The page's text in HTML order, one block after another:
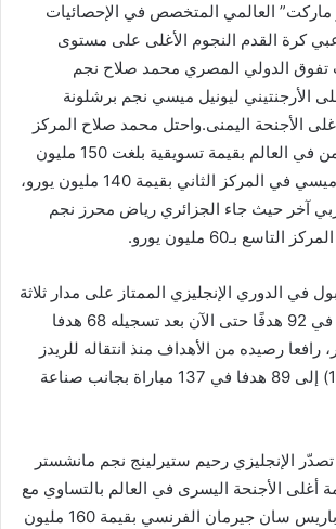
العالمي المتخصص في الإحصائيات
كرة القدم النجوم الأغلى على مستوى
تفوق الدولي المصري محمد صلاح نجم
الأرجنتيني ليونيل ميسي نجم برشلونة
الأجنحة اليمنى.واحتل محمد صلاح المركز
الأول كأغلى جناح أيمن في العالم بقيمة تسويقية بلغت 150 مليون
يورو، وتواجد ليونيل ميسي في المركز الثاني بقيمة 140 مليون يورو،
آخر حيث جاء الجزائري رياض محرز نجم
بـ60 مليون يورو.
في الدوري الإنجليزي الممتاز على مدار ثلاثة
مواسم، حيث ساهم في 92 هدفًا حتى الآن بعد تسجيله 68 هدفا
آخر، رافعا رصيده من الأهداف منذ انتقاله للريدز
في موسم (2017-18) إلى 89 هدفا في 137 مباراة بجانب صناعة
الإنجليزي رحيم ستيرلينج نجم مانشستر
أغلى الأجنحة اليسرى في العالم بالتساوي مع
البرازيلي نيمار نجم باريس سان جيرمان الفرنسي بقيمة 160 مليون